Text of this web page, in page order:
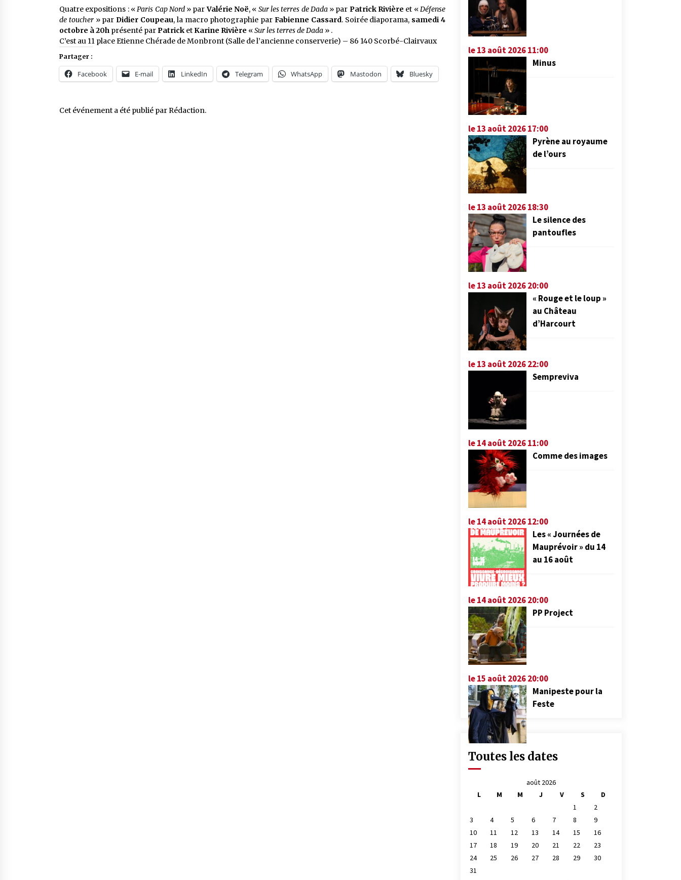
Quatre expositions : « Paris Cap Nord» parValérie Noë, « Sur les terres de Dada» par Patrick Rivière et « Défense
de toucher» par Didier Coupeau, la macro photographie parFabienne Cassard. Soirée diaporama, samedi 4
octobre à 20h présenté par Patrick et Karine Rivière «Sur les terres de Dada » .
C’est au 11 place Etienne Chérade de Monbront (Salle de l’ancienne conserverie) – 86 140 Scorbé-Clairvaux
Partager :
Facebook E-mail LinkedIn Telegram WhatsApp Mastodon Bluesky
Cet événement a été publié par Rédaction.
le 13 août 2026 11:00
Minus
le 13 août 2026 17:00
Pyrène au royaume
de l’ours
le 13 août 2026 18:30
Le silence des
pantoufles
le 13 août 2026 20:00
« Rouge et le loup »
au Château
d’Harcourt
le 13 août 2026 22:00
Sempreviva
le 14 août 2026 11:00
Comme des images
le 14 août 2026 12:00
Les « Journées de
Mauprévoir » du 14
au 16 août
le 14 août 2026 20:00
PP Project
le 15 août 2026 20:00
Manipeste pour la
Feste
Toutes les dates
août 2026
L
M M J V S
D
1
2
3
4 5 6 7 8
9
10
11 12 13 14 15
16
17
18 19 20 21 22
23
24
25 26 27 28 29
30
31